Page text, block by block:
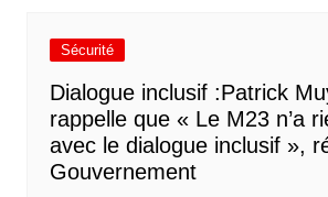
Sécurité
Dialogue inclusif :Patrick
rappelle que « Le M23 n’a
avec le dialogue inclusif »,
Gouvernement